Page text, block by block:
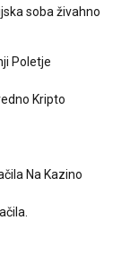
soba živahno
Poletje
Kripto
Na Kazino